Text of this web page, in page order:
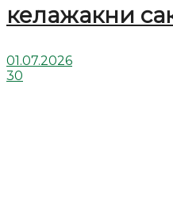
келажакни
01.07.2026
30